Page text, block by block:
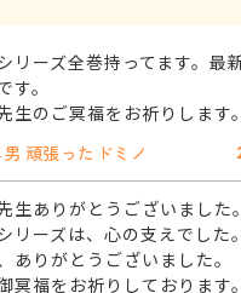
リーズ全巻持ってます。最
す。
生のご冥福をお祈りします。
男 頑張ったドミノ
生ありがとうございました。
リーズは、心の支えでした。
ありがとうございました。
冥福をお祈りしております。